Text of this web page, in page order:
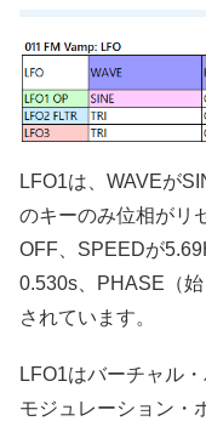
LFO1は、WAVEが
のキーのみ位相がリ
OFF、SPEEDが
0.530s、PHASE（
されています。
LFO1はバーチャル
モジュレーション・